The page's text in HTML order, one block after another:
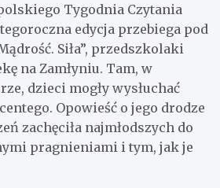
Tygodnia Czytania
edycja przebiega pod
Siła”, przedszkolaki
na Zamłyniu. Tam, w
dzieci mogły wysłuchać
Opowieść o jego drodze
zachęciła najmłodszych do
pragnieniami i tym, jak je